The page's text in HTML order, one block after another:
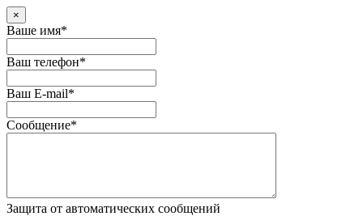
×
Ваше имя*
Ваш телефон*
Ваш E-mail*
Сообщение*
Защита от автоматических сообщений